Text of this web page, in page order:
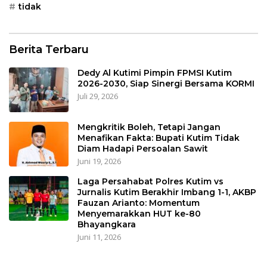
tidak
Berita Terbaru
Dedy Al Kutimi Pimpin FPMSI Kutim
2026-2030, Siap Sinergi Bersama KORMI
Juli 29, 2026
Mengkritik Boleh, Tetapi Jangan
Menafikan Fakta: Bupati Kutim Tidak
Diam Hadapi Persoalan Sawit
Juni 19, 2026
Laga Persahabat Polres Kutim vs
Jurnalis Kutim Berakhir Imbang 1-1, AKBP
Fauzan Arianto: Momentum
Menyemarakkan HUT ke-80
Bhayangkara
Juni 11, 2026